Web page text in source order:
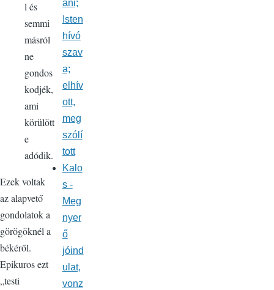
l és
semmi
másról
ne
gondos
kodjék,
ami
körülött
e
adódik.
Ezek voltak
az alapvető
gondolatok a
görögöknél a
békéről.
Epikuros ezt
„testi
ani;
Isten
hívó
szav
a;
elhív
ott,
meg
szólí
tott
Kalo
s -
Meg
nyer
ő
jóind
ulat,
vonz